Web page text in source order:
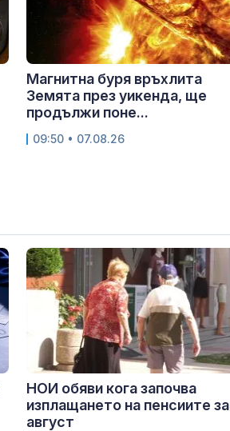
Магнитна буря връхлита
Земята през уикенда, ще
продължи поне...
09:50 • 07.08.26
НОИ обяви кога започва
изплащането на пенсиите за
август